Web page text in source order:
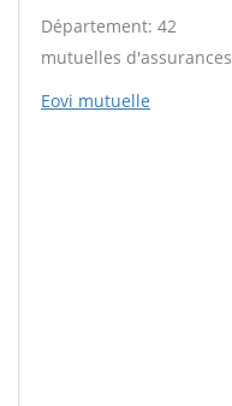
Département: 42
mutuelles d'assurances
Eovi mutuelle